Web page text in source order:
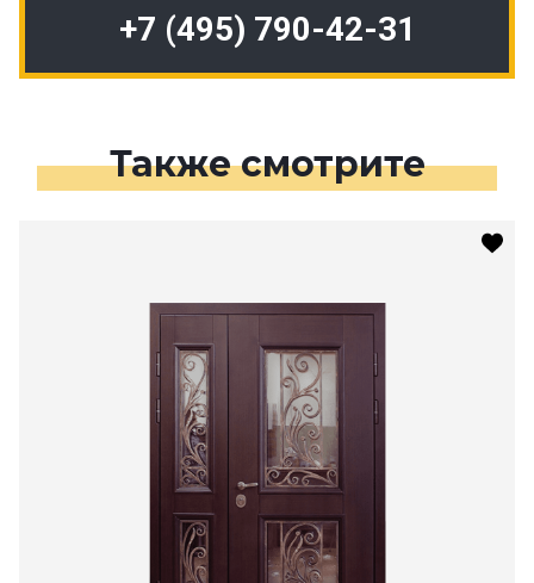
+7 (495) 790-42-31
Также смотрите